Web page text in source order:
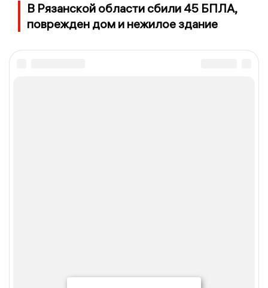
В Рязанской области сбили 45 БПЛА,
поврежден дом и нежилое здание